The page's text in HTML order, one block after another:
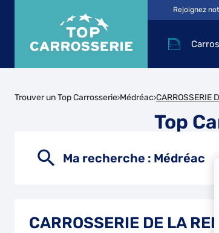
Rejoignez
Trouver un Top Carrosserie Médréac CARROSSERIE
Top
Ma recherche : Médréac
CARROSSERIE DE LA